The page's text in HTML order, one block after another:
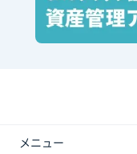
メニュー